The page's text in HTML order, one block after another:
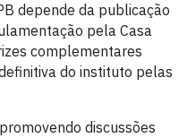
depende da publicação
pela Casa
complementares
do instituto pelas
discussões